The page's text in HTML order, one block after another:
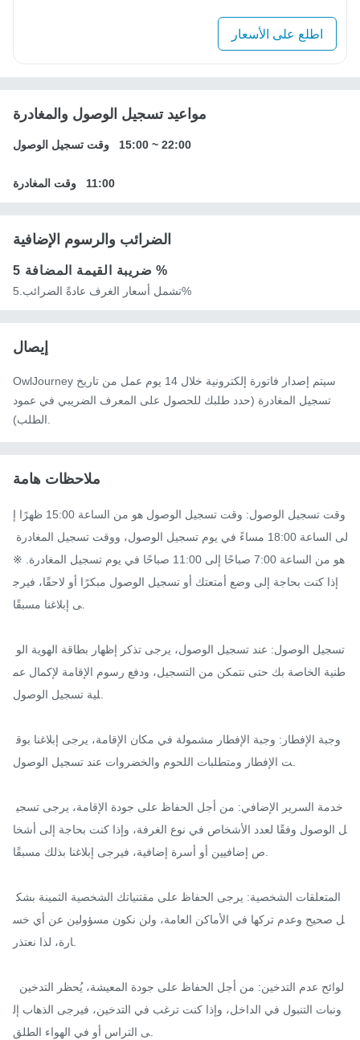
اطلع على الأسعار
مواعيد تسجيل الوصول والمغادرة
وقت تسجيل الوصول 15:00 ~ 22:00
وقت المغادرة 11:00
الضرائب والرسوم الإضافية
ضريبة القيمة المضافة 5 %
تشمل أسعار الغرف عادةً الضرائب.5%
إيصال
OwlJourney سيتم إصدار فاتورة إلكترونية خلال 14 يوم عمل من تاريخ
تسجيل المغادرة (حدد طلبك للحصول على المعرف الضريبي في عمود
الطلب).
ملاحظات هامة
وقت تسجيل الوصول: وقت تسجيل الوصول هو من الساعة 15:00 ظهرًا إ
هو من الساعة 7:00 صباحًا إلى 11:00 صباحًا في يوم تسجيل المغادرة. ※
إذا كنت بحاجة إلى وضع أمتعتك أو تسجيل الوصول مبكرًا أو لاحقًا، فيرج
ى إبلاغنا مسبقًا.
طنية الخاصة بك حتى نتمكن من التسجيل، ودفع رسوم الإقامة لإكمال عم
لية تسجيل الوصول.
ت الإفطار ومتطلبات اللحوم والخضروات عند تسجيل الوصول.
ل الوصول وفقًا لعدد الأشخاص في نوع الغرفة، وإذا كنت بحاجة إلى أشخا
ص إضافيين أو أسرة إضافية، فيرجى إبلاغنا بذلك مسبقًا.
ل صحيح وعدم تركها في الأماكن العامة، ولن نكون مسؤولين عن أي خس
ارة، لذا نعتذر.
ونبات التنبول في الداخل، وإذا كنت ترغب في التدخين، فيرجى الذهاب إل
ى التراس أو في الهواء الطلق.